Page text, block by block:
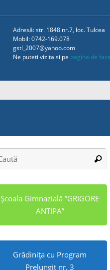
Adresă: str. 1848 nr.7, loc. Tulcea
Mobil: 0742-169.078
gstl_2007@yahoo.com
Ne puteti vizita si pe pagina de
Școala Gimnazială ”GRIGORE
ANTIPA”
Grădinița cu Program
Prelungit nr. 3